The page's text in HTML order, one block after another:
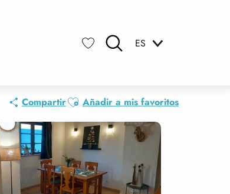
ES
CompartirAjouter aux favoris
Añadir a mis favoritos